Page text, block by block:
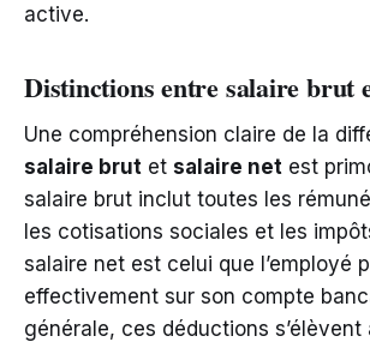
active.
Distinctions entre salaire brut
Une compréhension claire de la
salaire brut et salaire net est
salaire brut inclut toutes les
les cotisations sociales et les
salaire net est celui que l’employé
effectivement sur son compte
générale, ces déductions s’élèvent